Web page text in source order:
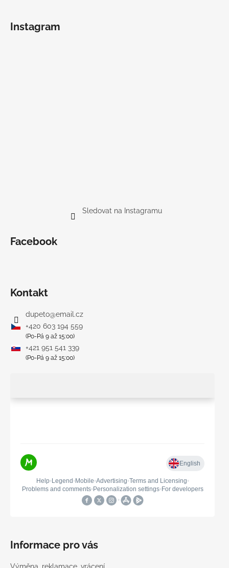
Instagram
Sledovat na Instagramu
Facebook
Kontakt
dupeto@email.cz
+420 603 194 559
(Po-Pá 9 až 15:00)
+421 951 541 339
(Po-Pá 9 až 15:00)
Informace pro vás